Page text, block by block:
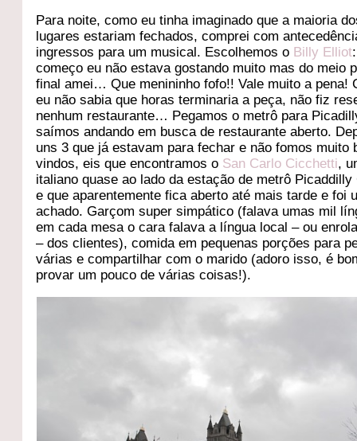
Para noite, como eu tinha imaginado que a maioria
lugares estariam fechados, comprei com
ingressos para um musical. Escolhemos o Billy Elliot
começo eu não estava gostando muito mas do meio
final amei… Que menininho fofo!! Vale muito a pena!
eu não sabia que horas terminaria a peça, não fiz
nenhum restaurante… Pegamos o metrô para
saímos andando em busca de restaurante aberto.
uns 3 que já estavam para fechar e não fomos muito
vindos, eis que encontramos o San Carlo Cicchetti,
italiano quase ao lado da estação de metrô
e que aparentemente fica aberto até mais tarde e foi
achado. Garçom super simpático (falava umas mil
em cada mesa o cara falava a língua local – ou
– dos clientes), comida em pequenas porções para
várias e compartilhar com o marido (adoro isso, é
provar um pouco de várias coisas!).